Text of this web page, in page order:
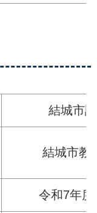
結城市
結城市教
令和7年